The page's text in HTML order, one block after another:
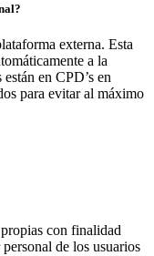
externa. Esta
a la
en CPD’s en
para evitar al máximo
con finalidad
de los usuarios